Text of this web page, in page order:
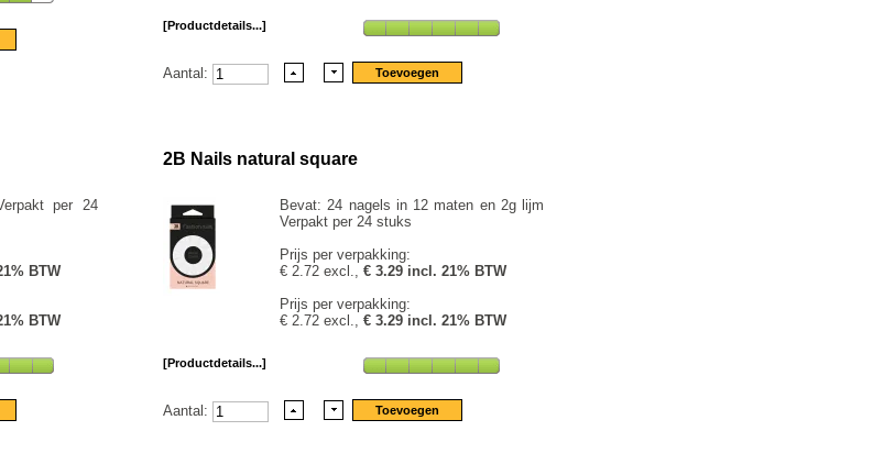
[Productdetails...]
Aantal:
per 24
BTW
BTW
2B Nails natural square
Bevat: 24 nagels in 12 maten en 2g lijm
Verpakt per 24 stuks
Prijs per verpakking:
€ 2.72 excl., € 3.29 incl. 21% BTW
Prijs per verpakking:
€ 2.72 excl., € 3.29 incl. 21% BTW
[Productdetails...]
Aantal: